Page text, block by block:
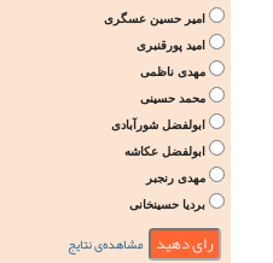
امیر حسین عسگری
امید پورقنبری
مهدی ناظمی
محمد حسینی
ابولفضل شورآبادی
ابولفضل عکاشه
مهدی رنجبر
بردیا حسینخانی
مشاهده‌ی نتایج